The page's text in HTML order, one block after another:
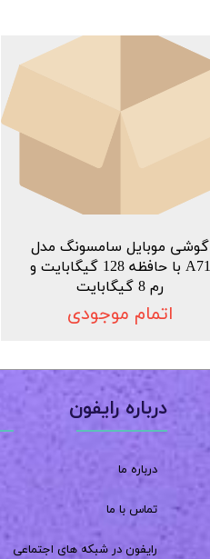
گوشی موبایل سامسونگ مدل
A71 با حافظه 128 گیگابایت و
رم 8 گیگابایت
اتمام موجودی
درباره رایفون
درباره ما
تماس با ما
رایفون در شبکه های اجتماعی